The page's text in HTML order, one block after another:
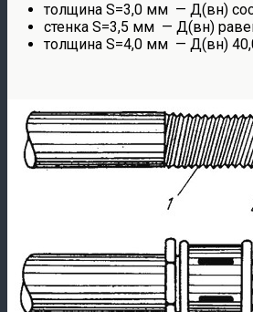
толщина S=3,0 мм — Д(вн)
стенка S=3,5 мм — Д(вн)
толщина S=4,0 мм — Д(вн)